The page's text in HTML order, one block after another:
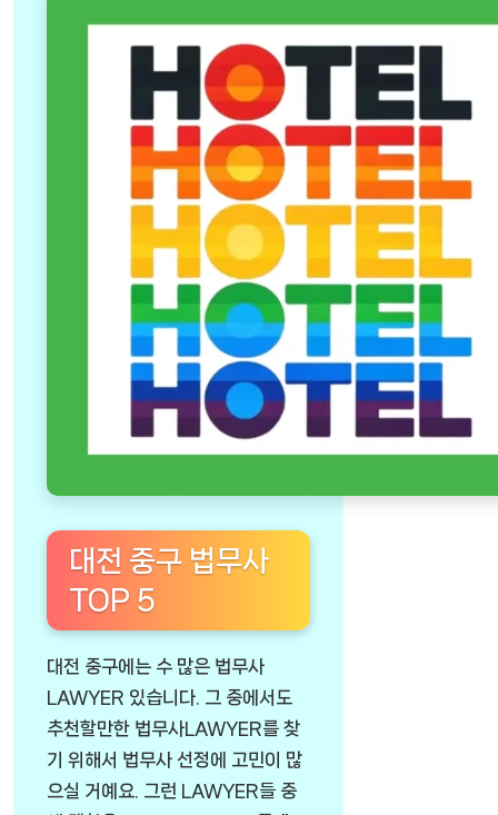
대전 중구 법무사
TOP 5
대전 중구에는 수 많은 법무사
LAWYER 있습니다. 그 중에서도
추천할만한 법무사LAWYER를 찾
기 위해서 법무사 선정에 고민이 많
으실 거예요. 그런 LAWYER들 중